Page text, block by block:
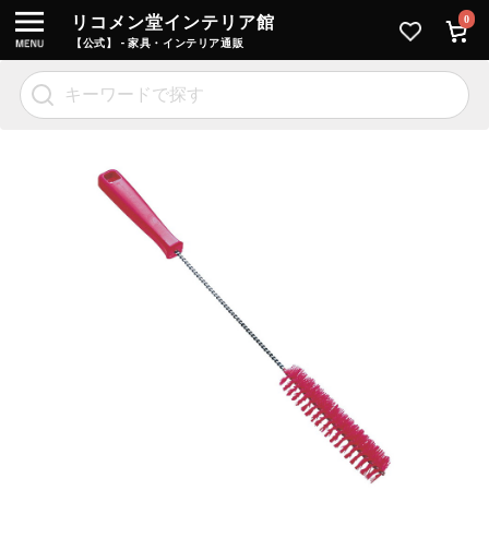
リコメン堂インテリア館
【公式】 - 家具・インテリア通販
0